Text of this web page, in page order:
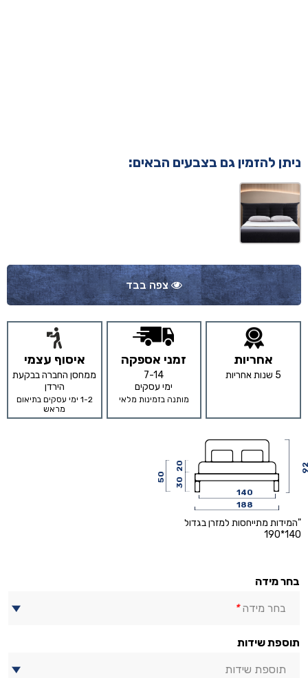
ניתן להזמין גם בצבעים הבאים:
צפה בבד
אחריות
5 שנות אחריות
זמני אספקה
7-14
ימי עסקים
מותנה בזמינות מלאי
איסוף עצמי
ממחסן החברה בבקעת
הירדן
1-2 ימי עסקים בתיאום
מראש
140
188
30
20
50
"המידות מתייחסות למזרן בגדול
140*190
בחר מידה
בחר מידה*
תוספת שידות
תוספת שידות